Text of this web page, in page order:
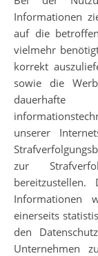
Informationen
auf die
vielmehr
korrekt
sowie die
unserer
zur
Informationen
einerseits
den
Unternehmen